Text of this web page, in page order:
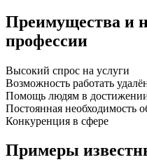
Преимущества и
профессии
Высокий спрос на услуги
Возможность работать
Помощь людям в достижении
Постоянная необходимость
Конкуренция в сфере
Примеры